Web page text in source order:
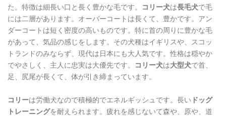
た。特徴は細長い口と長く豊かな毛です。
コリー犬は長毛犬で毛
には二層があります。オーバーコートは長くて、豊かです。アン
ダーコートは短く密度の高いものです。特に首の周りに豊かな毛
があって、気品の感じをします。その犬種はイギリスや、スコッ
トランドのみならず、現代は日本にも大人気です。性格は穏やか
でやさしく、主人に忠実は大優先です。
コリー犬は大型犬で首、
足、尻尾が長くて、体が引き締まっています。
コリーは労働犬なので積極的でエネルギッシュです。長い ドッグ
トレーニングを耐えられます。疲れを感じないて森や、原や、道